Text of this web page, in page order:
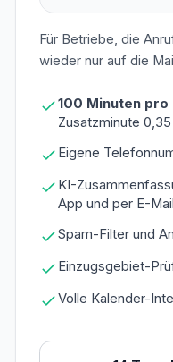
Für Betriebe, die
wieder nur auf die
100 Minuten pro
Zusatzminute
Eigene
KI-
App und per E-Mail
Spam-Filter und
Einzugsgebiet-
Volle Kalender-